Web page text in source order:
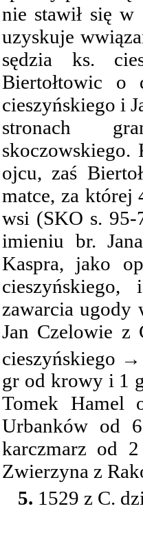
nie stawił się
uzyskuje
sędzia ks.
Biertołtowic o
cieszyńskiego i
stronach
skoczowskiego.
ojcu, zaś
matce, za której
wsi (SKO s. 95-
imieniu br.
Kaspra, jako
zawarcia ugody
Jan Czelowie z
cieszyńskiego
gr od krowy i 1
Tomek Hamel
Urbanków od
karczmarz od
Zwierzyna z
5. 1529 z C.